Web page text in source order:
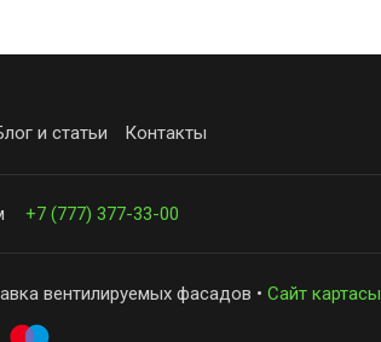
и статьи Контакты
+7 (777) 377-33-00
вентилируемых фасадов • Сайт картасы